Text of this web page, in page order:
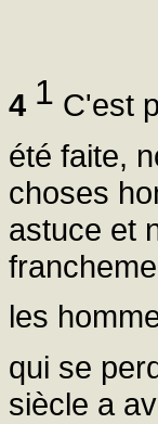
4 1 C'est
été faite,
choses
astuce et
les
qui se
siècle a